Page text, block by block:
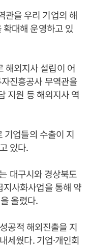
관을 우리 기업의 해
확대해 운영하고 있
해외지사 설립이 어
진흥공사 무역관을
지원 등 해외지사 역
기업들의 수출이 지
있다.
대구시와 경상북도
사화사업을 통해 약
올렸다.
공적 해외진출을 지
세웠다. 기업·개인회